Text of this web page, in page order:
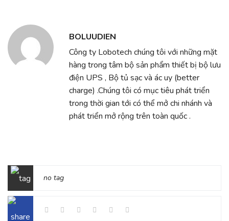
BOLUUDIEN
Công ty Lobotech chúng tôi với những mặt
hàng trong tâm bộ sản phẩm thiết bị bộ lưu
điện UPS , Bộ tủ sạc và ác uy (better
charge) .Chúng tôi có mục tiêu phát triển
trong thời gian tới có thể mở chi nhánh và
phát triển mở rộng trên toàn quốc .
no tag